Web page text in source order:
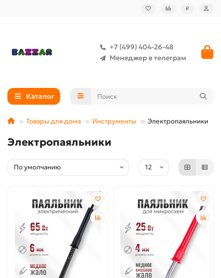
₽
+7 (499) 404-26-48
Менеджер в телеграм
Каталог
Товары для дома Инструменты Электропаяльники
Электропаяльники